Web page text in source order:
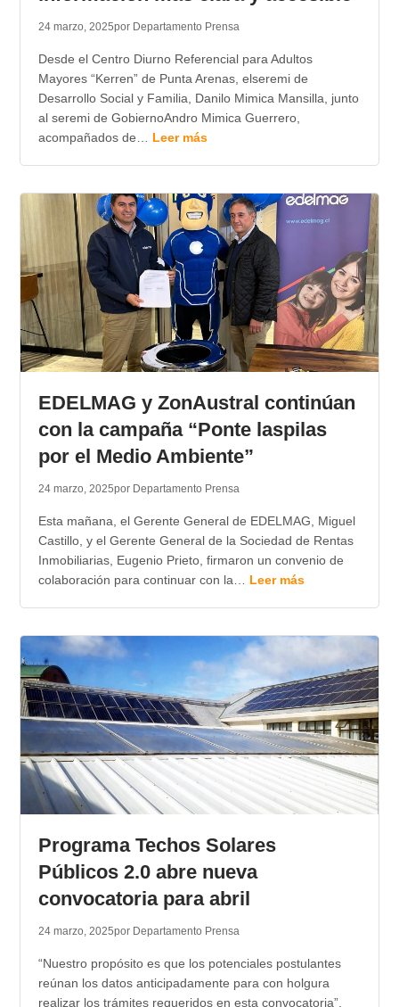
24 marzo, 2025por Departamento Prensa
Desde el Centro Diurno Referencial para Adultos
Mayores “Kerren” de Punta Arenas, elseremi de
Desarrollo Social y Familia, Danilo Mimica Mansilla, junto
al seremi de GobiernoAndro Mimica Guerrero,
acompañados de… Leer más
EDELMAG y ZonAustral continúan
con la campaña “Ponte laspilas
por el Medio Ambiente”
24 marzo, 2025por Departamento Prensa
Esta mañana, el Gerente General de EDELMAG, Miguel
Castillo, y el Gerente General de la Sociedad de Rentas
Inmobiliarias, Eugenio Prieto, firmaron un convenio de
colaboración para continuar con la… Leer más
Programa Techos Solares
Públicos 2.0 abre nueva
convocatoria para abril
24 marzo, 2025por Departamento Prensa
“Nuestro propósito es que los potenciales postulantes
reúnan los datos anticipadamente para con holgura
realizar los trámites requeridos en esta convocatoria”,